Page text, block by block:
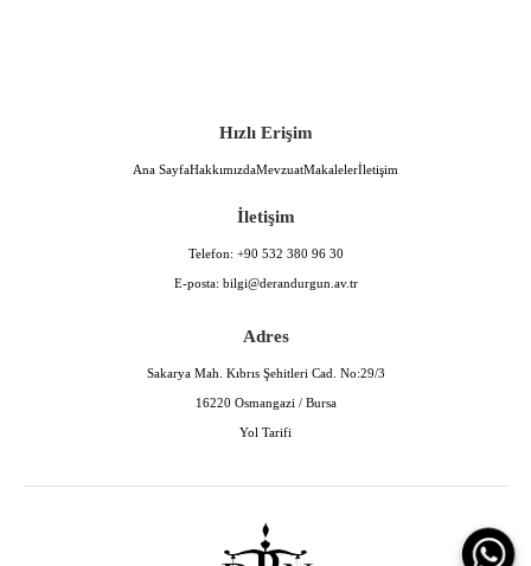
Hızlı Erişim
Ana SayfaHakkımızdaMevzuatMakalelerİletişim
İletişim
Telefon: +90 532 380 96 30
E-posta: bilgi@derandurgun.av.tr
Adres
Sakarya Mah. Kıbrıs Şehitleri Cad. No:29/3
16220 Osmangazi / Bursa
Yol Tarifi